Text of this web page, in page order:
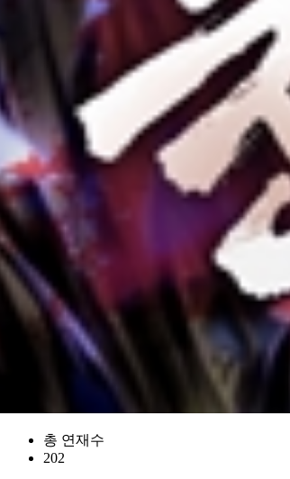
총 연재수
202